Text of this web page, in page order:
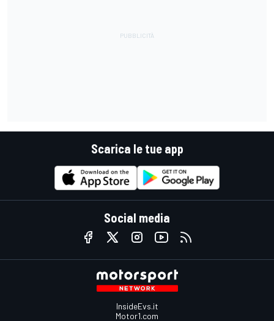
Scarica le tue app
Social media
InsideEvs.it
Motor1.com